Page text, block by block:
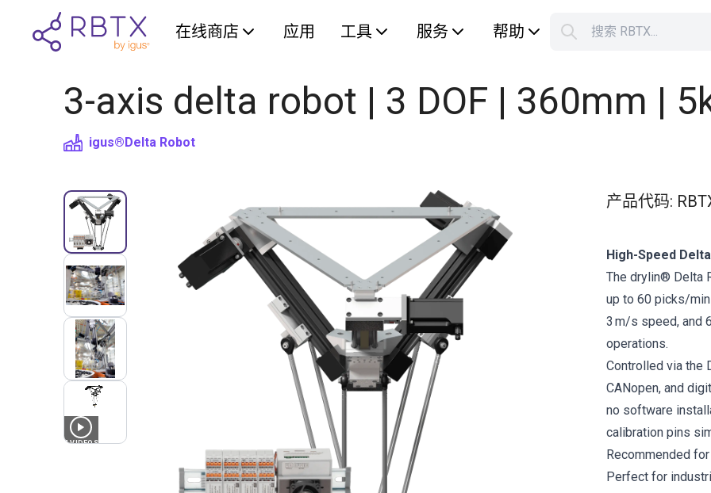
在线商店 应用 工具 服务 帮助 搜索 RBTX...
3-axis delta robot | 3 DOF | 360mm |
igus®Delta Robot
4 VIDEOS
产品代码:
High-Speed
The drylin® Delta
up to 60 picks/min
3 m/s speed, and
operations.
Controlled via the
CANopen, and
no software
calibration pins
Recommended
Perfect for